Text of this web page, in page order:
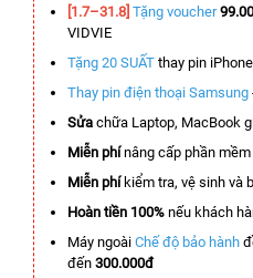
[1.7–31.8] Tặng voucher
VIDVIE
Tặng 20 SUẤT thay pin
Thay pin điện thoại Samsung
Sửa chữa Laptop, MacBook
Miễn phínâng cấp phần mềm
Miễn phíkiểm tra, vệ sinh và
Hoàn tiền 100% nếu khách
Máy ngoài Chế độ bảo hành
đến 300.000đ